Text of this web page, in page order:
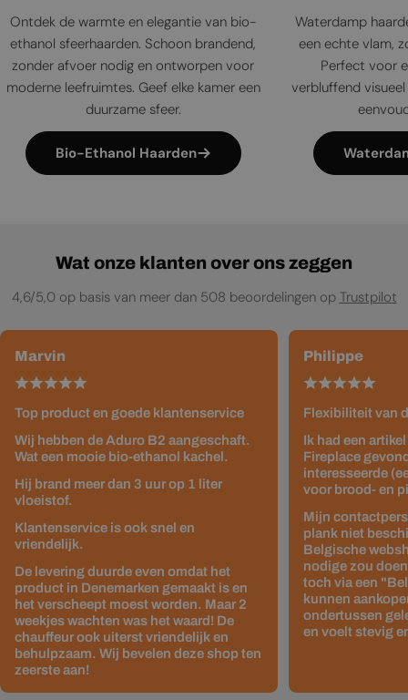
Ontdek de warmte en elegantie van bio-
ethanol sfeerhaarden. Schoon brandend,
zonder afvoer nodig en ontworpen voor
moderne leefruimtes. Geef elke kamer een
duurzame sfeer.
Bio-Ethanol Haarden
Waterdamp
een echte vlam,
Perfect voor
verbluffend
Wat onze klanten over ons zeggen
4,6/5,0 op basis van meer dan 508 beoordelingen op Trustpilot
Marvin
Top product en goede klantenservice
Wij hebben de Aduro B2 aangeschaft.
Wat een mooie bio-ethanol kachel.
Hij brand meer dan 3 uur op 1 liter
vloeistof.
Klantenservice is ook snel en
vriendelijk.
De levering duurde even omdat het
product in Denemarken gemaakt is en
het verscheept moest worden. Maar 2
weekjes wachten was het waard! De
chauffeur ook uiterst vriendelijk en
behulpzaam. Wij bevelen deze shop ten
zeerste aan!
Philippe
Flexibiliteit van
Ik had een
Fireplace
interesseerde
voor brood- en
Mijn
plank niet
Belgische
nodige zou
toch via een
kunnen
ondertussen
en voelt stevig